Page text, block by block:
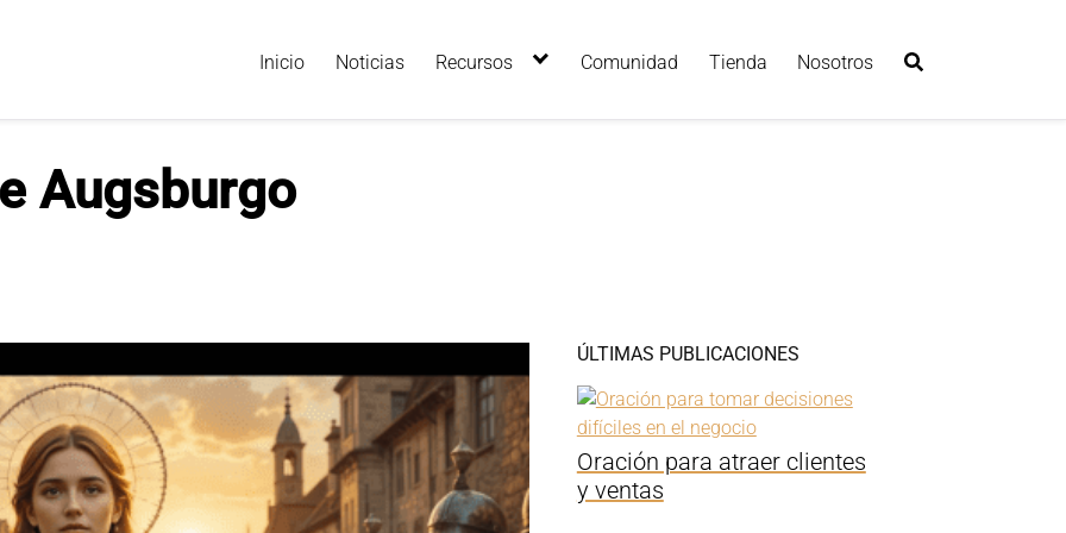
Inicio Noticias Recursos Comunidad Tienda Nosotros
Augsburgo
ÚLTIMAS PUBLICACIONES
Oración para atraer clientes
y ventas